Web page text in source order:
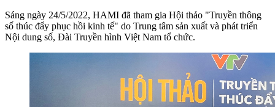
Sáng ngày 24/5/2022, HAMI đã tham gia Hội thảo "Truyền thông
số thúc đẩy phục hồi kinh tế" do Trung tâm sản xuất và phát triển
Nội dung số, Đài Truyền hình Việt Nam tổ chức.